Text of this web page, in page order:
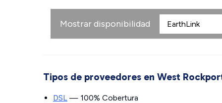
Mostrar disponibilidad
Tipos de proveedores en West
DSL — 100% Cobertura